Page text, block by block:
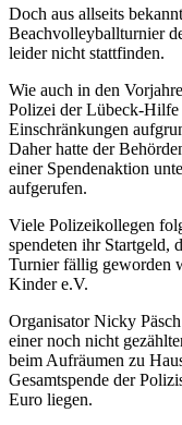
Doch aus allseits
Beachvolleyballturnier
leider nicht stattfinden.
Wie auch in den
Polizei der Lübeck-
Einschränkungen
Daher hatte der
einer Spendenaktion
aufgerufen.
Viele Polizeikollegen
spendeten ihr Startgeld,
Turnier fällig geworden
Kinder e.V.
Organisator Nicky
einer noch nicht
beim Aufräumen zu
Gesamtspende der
Euro liegen.